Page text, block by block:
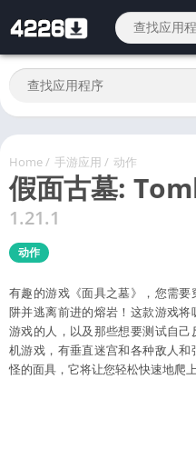
Home/ 手游应用 / 动作
假面古墓:
1.21.1
动作
有趣的游戏《面具之墓》，您需
阱并逃离前进的熔岩！这款游戏
游戏的人，以及那些想要测试自
机游戏，有垂直迷宫和各种敌人
怪的面具，它将让您轻松快速地爬